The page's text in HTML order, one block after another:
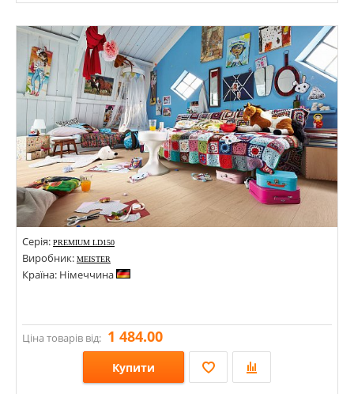
Розміри: 1285х192х8; 1288х195х8;
Стилі:
Кольори:
Серія: PREMIUM LD150
Виробник: MEISTER
Країна: Німеччина
Ціна товарів від: 1 484.00
Купити